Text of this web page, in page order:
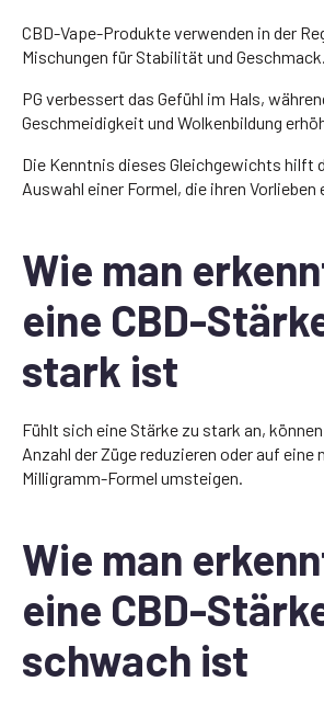
CBD-Vape-Produkte verwenden in der
Mischungen für Stabilität und Geschmack.
PG verbessert das Gefühl im Hals,
Geschmeidigkeit und Wolkenbildung
Die Kenntnis dieses Gleichgewichts hilft
Auswahl einer Formel, die ihren
Wie man
eine CBD-
stark ist
Fühlt sich eine Stärke zu stark an,
Anzahl der Züge reduzieren oder auf eine
Milligramm-Formel umsteigen.
Wie man
eine CBD-
schwach ist